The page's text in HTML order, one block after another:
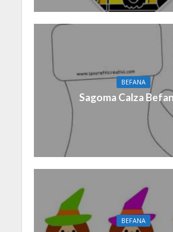
BEFANA
Sagoma Calza
BEFANA